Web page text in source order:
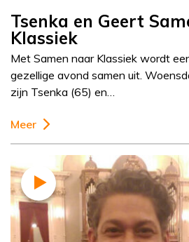
Tsenka en Geert
Klassiek
Met Samen naar Klassiek wordt
gezellige avond samen uit.
zijn Tsenka (65) en…
Meer